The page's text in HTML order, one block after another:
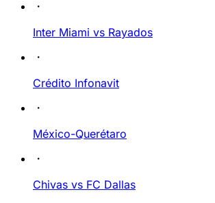
Inter Miami vs Rayados
Crédito Infonavit
México-Querétaro
Chivas vs FC Dallas